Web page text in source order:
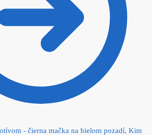
- čierna mačka na bielom pozadí, Kim